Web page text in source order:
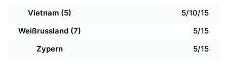
Vietnam (5)
5/10/15
Weißrussland (7)
5/15
Zypern
5/15